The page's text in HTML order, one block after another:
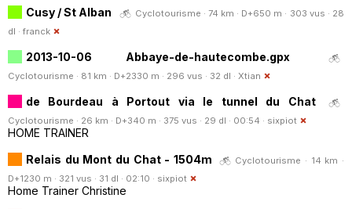
Cusy / St Alban
Cyclotourisme · 74 km · D+650 m · 303 vus · 28
dl · franck
2013-10-06 Abbaye-de-hautecombe.gpx
Cyclotourisme · 81 km · D+2330 m · 296 vus · 32 dl · Xtian
de Bourdeau à Portout via le tunnel du Chat
Cyclotourisme · 26 km · D+340 m · 375 vus · 29 dl · 00:54 · sixpiot
HOME TRAINER
Relais du Mont du Chat - 1504m
Cyclotourisme · 14 km ·
D+1230 m · 321 vus · 31 dl · 02:10 · sixpiot
Home Trainer Christine